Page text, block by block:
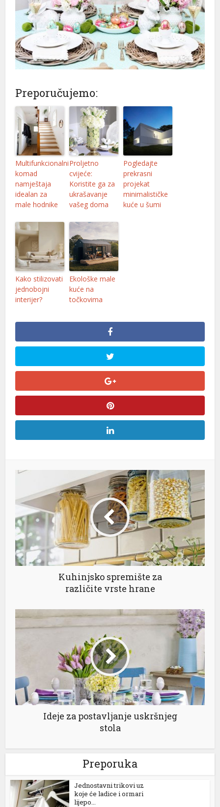
Preporučujemo:
Multifunkcionalni
komad
namještaja
idealan za
male hodnike
Proljetno
cvijeće:
Koristite ga za
ukrašavanje
vašeg doma
Pogledajte
prekrasni
projekat
minimalističke
kuće u šumi
Kako stilizovati
jednobojni
interijer?
Ekološke male
kuće na
točkovima
Kuhinjsko spremište za
različite vrste hrane
Ideje za postavljanje uskršnjeg
stola
Preporuka
Jednostavni trikovi uz
koje će ladice i ormari
lijepo...